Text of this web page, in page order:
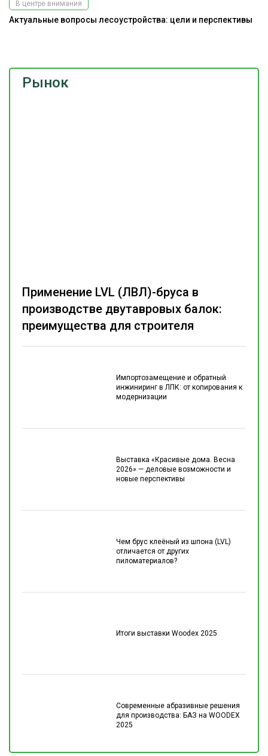
Рынок
Импортозамещение и обратный
инжиниринг в ЛПК: от копирования к
модернизации
Выставка «Красивые дома. Весна
2026» — деловые возможности и
новые перспективы
Чем брус клеёный из шпона (LVL)
отличается от других
пиломатериалов?
Итоги выставки Woodex 2025
Современные абразивные решения
для производства: БАЗ на WOODEX
2025
Применение LVL (ЛВЛ)-бруса в
производстве двутавровых балок:
преимущества для строителя
В центре внимания
Актуальные вопросы лесоустройства: цели и перспективы